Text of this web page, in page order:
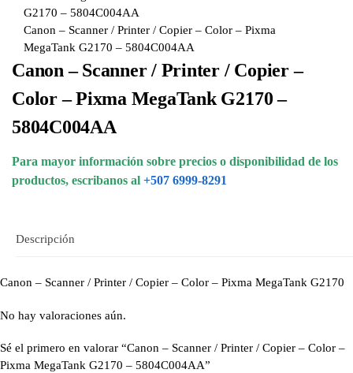
Canon – Scanner / Printer / Copier – Color – Pixma
MegaTank G2170 – 5804C004AA
Canon – Scanner / Printer / Copier –
Color – Pixma MegaTank G2170 –
5804C004AA
Para mayor información sobre precios o disponibilidad de los
productos, escribanos al +507 6999-8291
Descripción
Canon – Scanner / Printer / Copier – Color – Pixma MegaTank G2170
No hay valoraciones aún.
Sé el primero en valorar “Canon – Scanner / Printer / Copier – Color –
Pixma MegaTank G2170 – 5804C004AA”